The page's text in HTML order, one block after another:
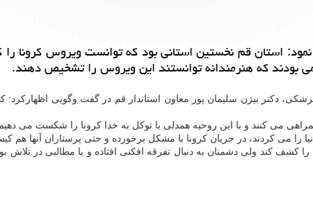
استان قم نخستین استانی بود كه توانست ویروس كرونا را
بودند كه هنرمندانه توانستند این ویروس را تشخیص دهند.
دكتر بیژن سلیمان پور معاون استاندار قم در گفت وگویی اظهاركرد:
می كنند و با این روحیه همدلی با توكل به خدا كرونا را شكست می دهیم.
را می كردند، در جریان كرونا با مشكل برخورده و حتی پرستاران آنها هم
كند ولی دشمنان به دنبال تفرقه افكنی افتاده و با مطالبی در تلاش